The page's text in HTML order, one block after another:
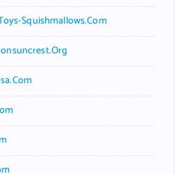
Squishmallows.com